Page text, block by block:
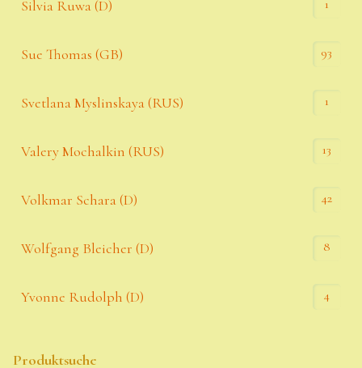
Silvia Ruwa (D) 1
Sue Thomas (GB) 93
Svetlana Myslinskaya (RUS) 1
Valery Mochalkin (RUS) 13
Volkmar Schara (D) 42
Wolfgang Bleicher (D) 8
Yvonne Rudolph (D) 4
Produktsuche